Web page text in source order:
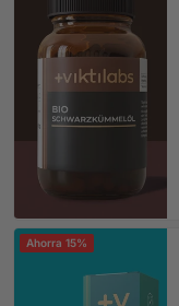
Ahorra 15%